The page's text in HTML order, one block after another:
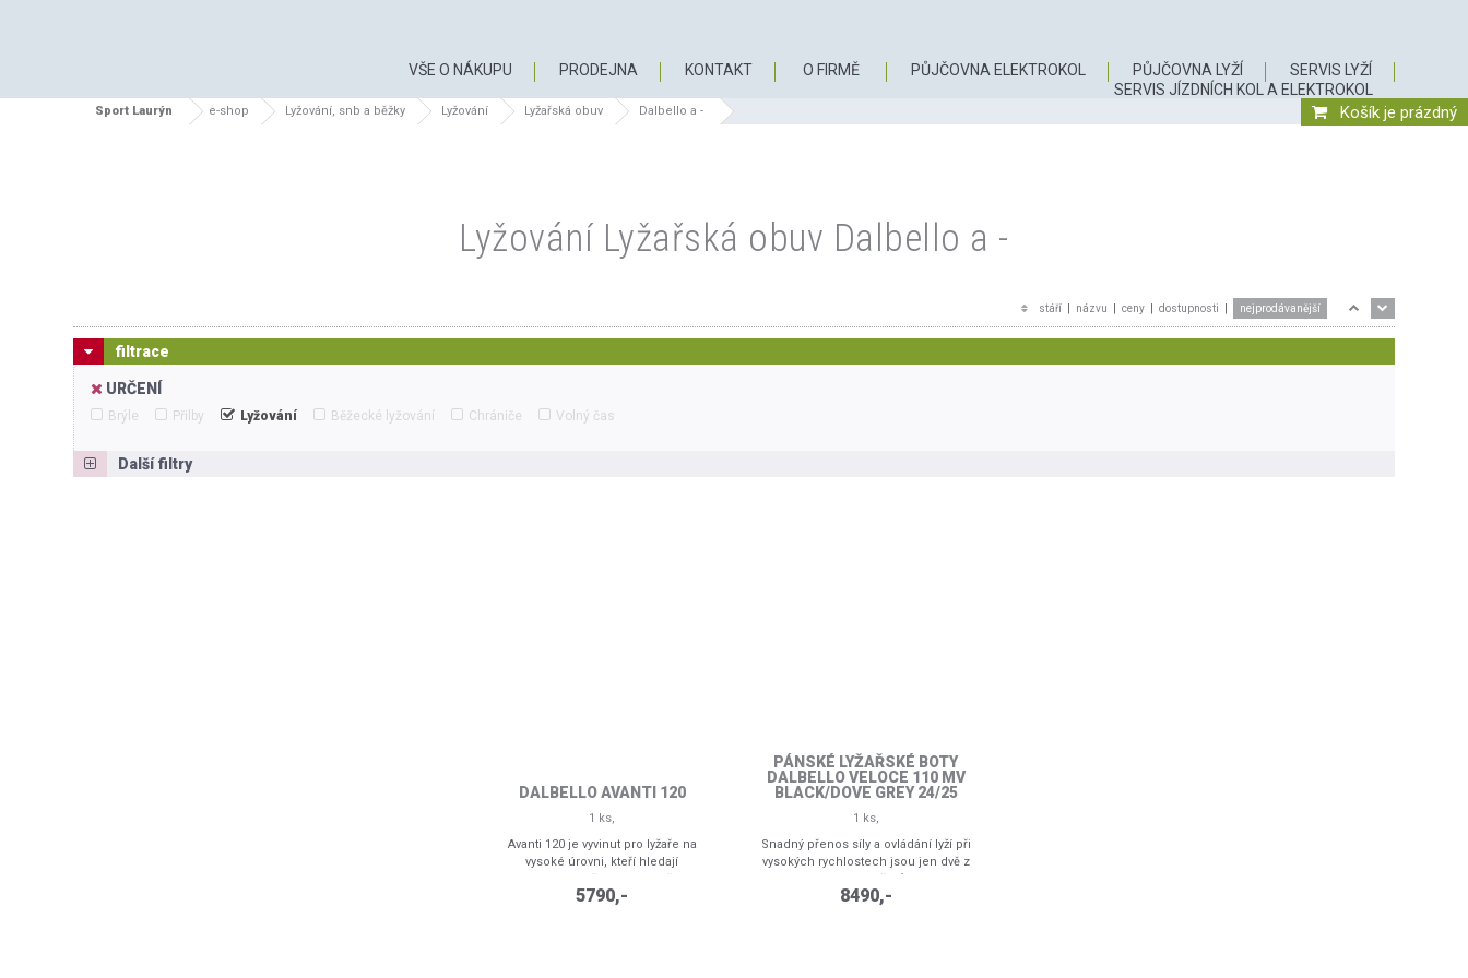
VŠE O NÁKUPU PRODEJNA KONTAKT O FIRMĚ PŮJČOVNA ELEKTROKOL PŮJČOVNA LYŽÍ
SERVIS LYŽÍ
SERVIS JÍZDNÍCH KOL A ELEKTROKOL
Košík je prázdný
Sport Laurýn e-shop Lyžování, snb a běžky Lyžování Lyžařská obuv Dalbello a -
Lyžování Lyžařská obuv Dalbello a -
stáří názvu ceny dostupnosti nejprodávanější
filtrace
URČENÍ
Brýle Přilby Lyžování Běžecké lyžování Chrániče Volný čas
Další filtry
DALBELLO AVANTI 120
1 ks,
Avanti 120 je vyvinut pro lyžaře na
vysoké úrovni, kteří hledají
maximální přesnost v botě s
mnohem širším objemem nohou
5790,-
PÁNSKÉ LYŽAŘSKÉ BOTY
DALBELLO VELOCE 110 MV
BLACK/DOVE GREY 24/25
1 ks,
Snadný přenos síly a ovládání lyží při
vysokých rychlostech jsou jen dvě z
výhod pánských lyžáků Dalbello
VELOCE 110 MV se šířkou 100mm a
8490,-